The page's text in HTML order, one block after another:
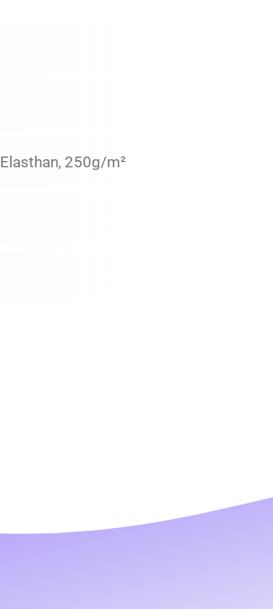
250g/m²